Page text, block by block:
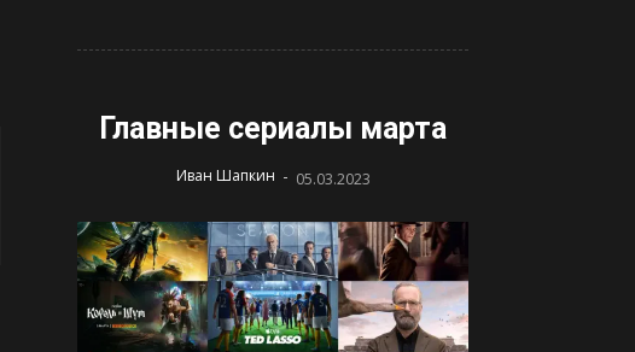
Главные сериалы марта
Иван Шапкин - 05.03.2023